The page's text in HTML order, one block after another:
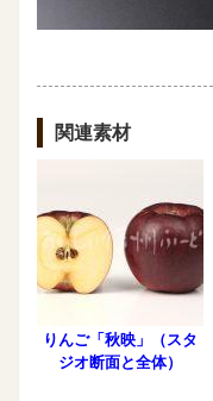
関連素材
りんご「秋映」（スタ
ジオ断面と全体）